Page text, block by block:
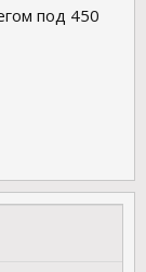
под 450